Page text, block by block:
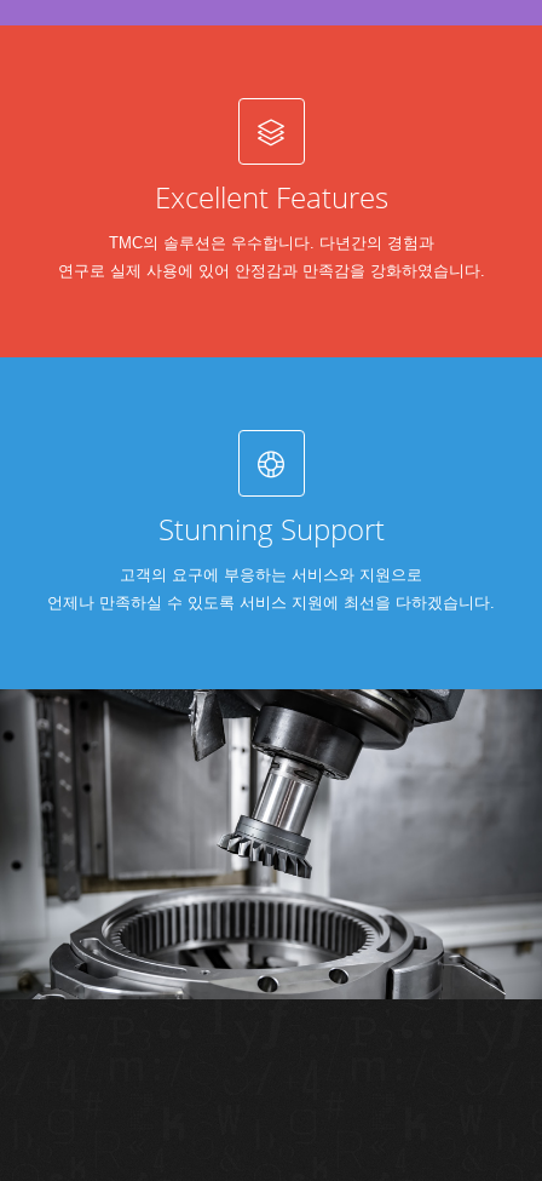
Excellent Features
TMC의 솔루션은 우수합니다. 다년간의 경험과
연구로 실제 사용에 있어 안정감과 만족감을 강화하였습니다.
Stunning Support
고객의 요구에 부응하는 서비스와 지원으로
언제나 만족하실 수 있도록 서비스 지원에 최선을 다하겠습니다.